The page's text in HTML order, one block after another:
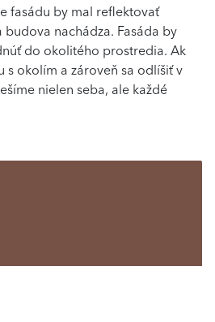
fasádu by mal reflektovať
nachádza. Fasáda by
do okolitého prostredia. Ak
s okolím a zároveň sa odlíšiť v
nielen seba, ale každé